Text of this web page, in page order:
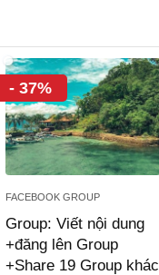
- 37%
FACEBOOK GROUP
Group: Viết nội dung
+đăng lên Group
+Share 19 Group khác